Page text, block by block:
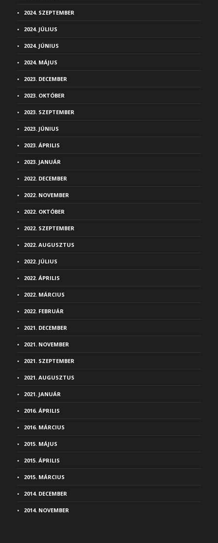
2024. SZEPTEMBER
2024. JÚLIUS
2024. JÚNIUS
2024. MÁJUS
2023. DECEMBER
2023. OKTÓBER
2023. SZEPTEMBER
2023. JÚNIUS
2023. ÁPRILIS
2023. JANUÁR
2022. DECEMBER
2022. NOVEMBER
2022. OKTÓBER
2022. SZEPTEMBER
2022. AUGUSZTUS
2022. JÚLIUS
2022. ÁPRILIS
2022. MÁRCIUS
2022. FEBRUÁR
2021. DECEMBER
2021. NOVEMBER
2021. SZEPTEMBER
2021. AUGUSZTUS
2021. JANUÁR
2016. ÁPRILIS
2016. MÁRCIUS
2015. MÁJUS
2015. ÁPRILIS
2015. MÁRCIUS
2014. DECEMBER
2014. NOVEMBER